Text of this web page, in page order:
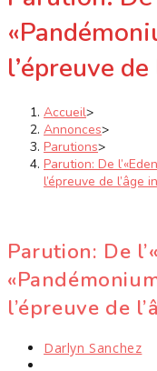
l’épreuve
Accueil>
Annonces>
Parutions>
Parution: De
l’épreuve de l’âge
Parution: De
l’épreuve de
Auteur/autrice
Darlyn Sanchez